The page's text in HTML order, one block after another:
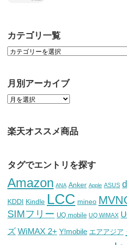
カテゴリ一覧
月別アーカイブ
楽天オススメ商品
タグでエントリを探す
Amazon ANA Anker Apple ASUS
KDDI Kindle LCC mineo
SIMフリー UQ mobile UQ WiMAX
ズ WiMAX 2+ Y!mobile エアアジア